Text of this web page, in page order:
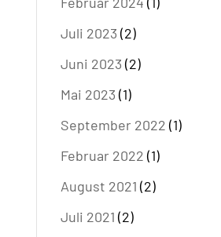
Juli 2023 (2)
Juni 2023 (2)
Mai 2023 (1)
September 2022 (1)
Februar 2022 (1)
August 2021 (2)
Juli 2021 (2)